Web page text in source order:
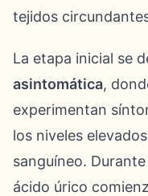
tejidos
La etapa inicial se
asintomática,
experimentan
los niveles
sanguíneo.
ácido úrico